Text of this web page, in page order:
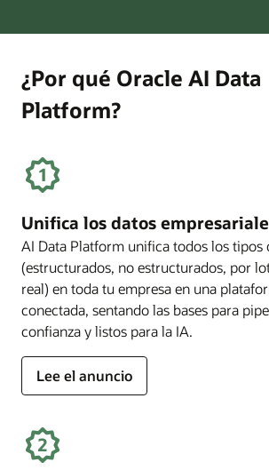
¿Por qué Oracle AI Data
Platform?
Unifica los datos
AI Data Platform unifica todos los tipos
(estructurados, no estructurados, por
real) en toda tu empresa en una
conectada, sentando las bases para
confianza y listos para la IA.
Lee el anuncio